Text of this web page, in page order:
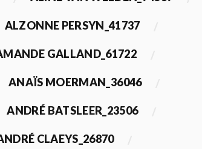
ALZONNE PERSYN_41737
GALLAND_61722
ANAÏS MOERMAN_36046
ANDRÉ BATSLEER_23506
CLAEYS_26870